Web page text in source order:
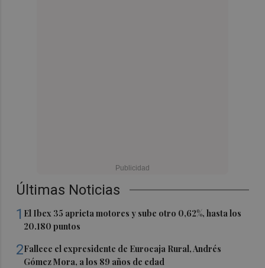
Últimas Noticias
1 El Ibex 35 aprieta motores y sube otro 0,62%, hasta los
20.180 puntos
2Fallece el expresidente de Eurocaja Rural, Andrés
Gómez Mora, a los 89 años de edad